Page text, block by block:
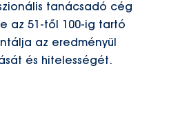
tanácsadó cég
az 51-től 100-ig tartó
az eredményül
és hitelességét.